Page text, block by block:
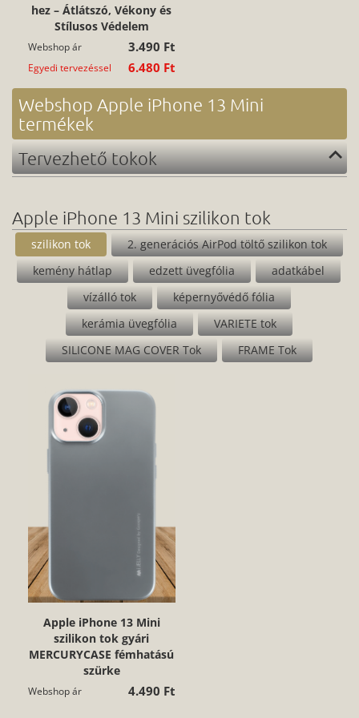
hez – Átlátszó, Vékony és
Stílusos Védelem
Webshop ár 3.490 Ft
Egyedi tervezéssel 6.480 Ft
Webshop Apple iPhone 13 Mini
termékek
Tervezhető tokok
Apple iPhone 13 Mini szilikon tok
szilikon tok
2. generációs AirPod töltő szilikon tok
kemény hátlap
edzett üvegfólia
adatkábel
vízálló tok
képernyővédő fólia
kerámia üvegfólia
VARIETE tok
SILICONE MAG COVER Tok
FRAME Tok
Apple iPhone 13 Mini
szilikon tok gyári
MERCURYCASE fémhatású
szürke
Webshop ár 4.490 Ft